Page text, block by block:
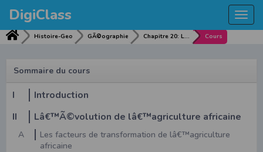
DigiClass
Histoire-Geo GÃ©ographie Chapitre 20: LES PROBLEMES DE DEVELOPPEMENT DE Lâ€™AGRICULTURE Cours
Sommaire du cours
I
Introduction
II
Lâ€™Ã©volution de lâ€™agriculture africaine
A
Les facteurs de transformation de lâ€™agriculture
africaine